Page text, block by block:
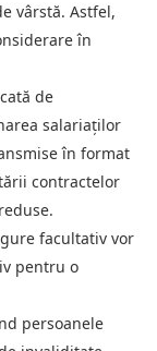
vârstă. Astfel,
în
de
salariaților
în format
contractelor
facultativ vor
pentru o
persoanele